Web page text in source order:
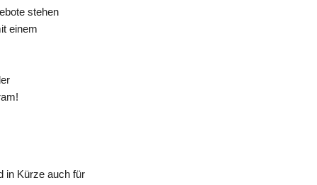
stehen
einem
in Kürze auch für